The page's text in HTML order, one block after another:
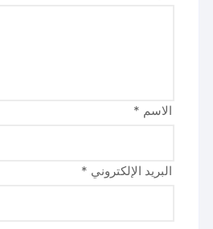
الاسم *
البريد الإلكتروني *